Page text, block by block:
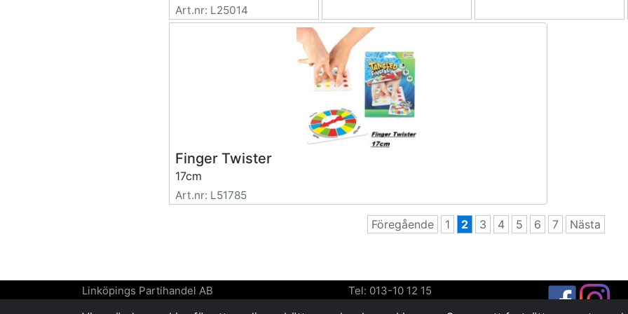
Art.nr: L25014
Finger Twister
17cm
Art.nr: L51785
Föregående 1 2 3 4 5 6 7 Nästa
Linköpings Partihandel AB
Tel: 013-10 12 15